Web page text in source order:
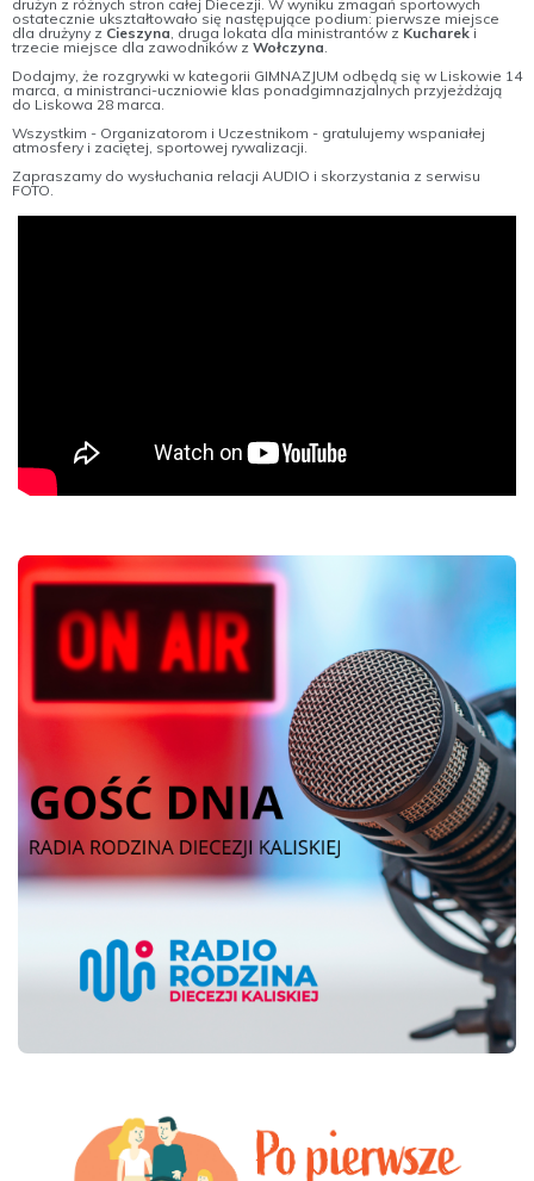
drużyn z różnych stron całej Diecezji. W wyniku zmagań sportowych
ostatecznie ukształtowało się następujące podium: pierwsze miejsce
dla drużyny z Cieszyna, druga lokata dla ministrantów z Kuchareki
trzecie miejsce dla zawodników z Wołczyna.
Dodajmy, że rozgrywki w kategorii GIMNAZJUM odbędą się w Liskowie 14
marca, a ministranci-uczniowie klas ponadgimnazjalnych przyjeżdżają
do Liskowa 28 marca.
Wszystkim - Organizatorom i Uczestnikom - gratulujemy wspaniałej
atmosfery i zaciętej, sportowej rywalizacji.
Zapraszamy do wysłuchania relacji AUDIO i skorzystania z serwisu
FOTO.